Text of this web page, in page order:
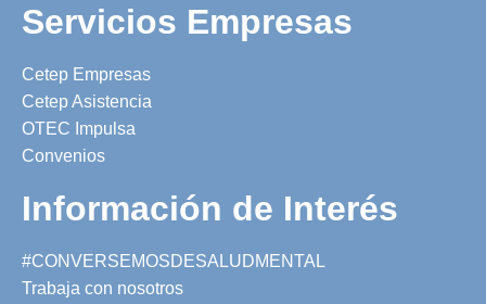
Servicios Empresas
Cetep Empresas
Cetep Asistencia
OTEC Impulsa
Convenios
Información de Interés
#CONVERSEMOSDESALUDMENTAL
Trabaja con nosotros